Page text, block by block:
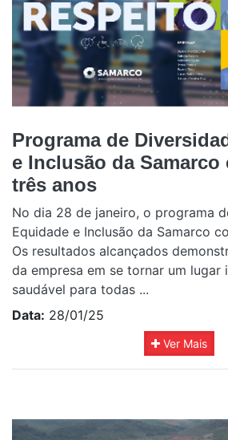
Programa de
e Inclusão da Samarco
três anos
No dia 28 de janeiro, o programa
Equidade e Inclusão da Samarco
Os resultados alcançados
da empresa em se tornar um lugar
saudável para todas ...
Data: 28/01/25
Ver Mais